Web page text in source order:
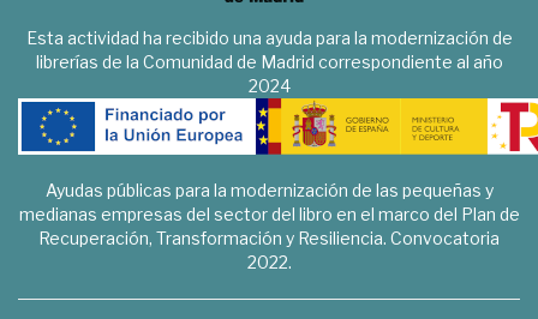
Esta actividad ha recibido una ayuda para la modernización de
librerías de la Comunidad de Madrid correspondiente al año
2024
Ayudas públicas para la modernización de las pequeñas y
medianas empresas del sector del libro en el marco del Plan de
Recuperación, Transformación y Resiliencia. Convocatoria
2022.